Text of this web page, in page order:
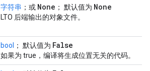
字符串 ；或 None ； 默认值为 None
LTO 后端输出的对象文件。
bool ； 默认值为 False
如果为 true，编译将生成位置无关的代码。